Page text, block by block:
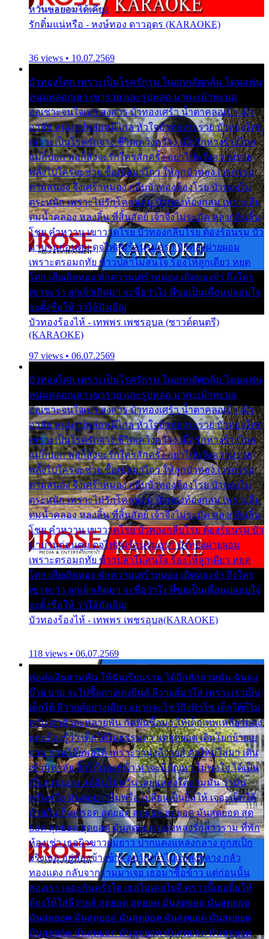
หวั่นขอยอมได้เคียง
รักติ๋มแน่หรือ - หงษ์ทอง ดาวอุดร (KARAOKE)
36 views • 10.07.2569
บัวทองโศก เพราะเป็นโรครักรุม ในอกกลัดกลุ้ม โดนแฟน
หนุ่มหลอกเอา เขารวย และรูปหล่อ มาพะเน้าพะนอ
ออเซาะจนใจเบา สงสาร บัวทองเศร้า น้ำตาคลอเบ้า เฝ้า
อาลัย หนุ่มรูปหล่อหนีไกล หัวใจบัวทองระรวย บัวทองโศก
เพราะเป็นโรครักจาง ชีวิตเคว้งคว้าง เมื่อรักห่างร้างไกล
แม่ก็บอก พ่อก็สั่งจะรักใครสักครั้ง อย่าไปหวังความรวย
พลั้งไปใครจะช่วย ซื้อเปลมาไกว ให้ลูกบัวทอง เวรกรรม
ตามสนอง จึงเศร้าหมอง กลีบบัวทองต้องโรย บัวทองไม่
ตระหนัก เพราะไม่รักโคลนตม บัวทองท้องกลม เพราะลืม
ตมน้ำคลอง หลงลิ้น ที่สิ้นสัตย์ เจ้าจึงไม่ระมัด หลงกลิ่นลิ้น
โชย คำหวาน เขาวาดโรย บัวทองกลีบโรย ต้องร้อนรุม บัว
มาบานก่อนตูม ดุจไฟสุมร้อนรุมอุรา บัวทองผ่ายผอม
เพราะตรอมฤทัย ข้าวปลาไม่สนใจ ร้องไห้ลูกเดียว หยุด
โศก เสียเถิดทอง พักความเศร้าหมอง เถิดทองจ๋า ถึงใคร
เขาจะว่า ลูกเจ้าเกิดมา จะชื่อว่าไง พี่ขอเป็นเพื่อนปลอบใจ
จะตั้งชื่อให้ ว่าไอ้บังเอิญ
บัวทองร้องไห้ - เทพพร เพชรอุบล (ซาวด์ดนตรี)
(KARAOKE)
97 views • 06.07.2569
บัวทองโศก เพราะเป็นโรครักรุม ในอกกลัดกลุ้ม โดนแฟน
หนุ่มหลอกเอา เขารวย และรูปหล่อ มาพะเน้าพะนอ
ออเซาะจนใจเบา สงสาร บัวทองเศร้า น้ำตาคลอเบ้า เฝ้า
อาลัย หนุ่มรูปหล่อหนีไกล หัวใจบัวทองระรวย บัวทองโศก
เพราะเป็นโรครักจาง ชีวิตเคว้งคว้าง เมื่อรักห่างร้างไกล
แม่ก็บอก พ่อก็สั่งจะรักใครสักครั้ง อย่าไปหวังความรวย
พลั้งไปใครจะช่วย ซื้อเปลมาไกว ให้ลูกบัวทอง เวรกรรม
ตามสนอง จึงเศร้าหมอง กลีบบัวทองต้องโรย บัวทองไม่
ตระหนัก เพราะไม่รักโคลนตม บัวทองท้องกลม เพราะลืม
ตมน้ำคลอง หลงลิ้น ที่สิ้นสัตย์ เจ้าจึงไม่ระมัด หลงกลิ่นลิ้น
โชย คำหวาน เขาวาดโรย บัวทองกลีบโรย ต้องร้อนรุม บัว
มาบานก่อนตูม ดุจไฟสุมร้อนรุมอุรา บัวทองผ่ายผอม
เพราะตรอมฤทัย ข้าวปลาไม่สนใจ ร้องไห้ลูกเดียว หยุด
โศก เสียเถิดทอง พักความเศร้าหมอง เถิดทองจ๋า ถึงใคร
เขาจะว่า ลูกเจ้าเกิดมา จะชื่อว่าไง พี่ขอเป็นเพื่อนปลอบใจ
จะตั้งชื่อให้ ว่าไอ้บังเอิญ
บัวทองร้องไห้ - เทพพร เพชรอุบล(KARAOKE)
118 views • 06.07.2569
พ่อส่งเงินสามพัน ให้ฉันเรียนราม ได้อีกสักสามพัน ฉันคง
บ๊าย บาย จะไปซื้อกางเกงยีนส์ ลีวายส์มาใส่ เพราะเราเป็น
เด็กใต้ ลีวายส์อย่างเดียว อยากจะโชว์ถึงหิวโซ เด็กใต้ก็ไม่
หวั่น ตกตัวละหลายพัน กัดฟันซื้อมา ให้เด็กเทพเหลียวมอง
และต้องรู้ว่า เด็กใต้ไม่ธรรมดา แต่สุดยอด เดินโยกย้ายเย
ยวน กวนโอ๊ยพอได้ เพราะว่านุ่งลีวายส์ ตัวใหม่ใส่มา เดิน
เข้ามหาลัย จิ๊กโก๊มองหน้า ท่าจะมีปัญหา ไม่พอใจ ได้เป็น
เรื่องแน่นอน แต่ฉันไม่หวั่น เลยแหลงใต้ถามมัน ว่ามัน
พรั่นพรือ มันตอบว่าไม่พรื่อ เปลี่ยนเป็นยิ้มให้ เจอะเด็กใต้
ด้วยกัน ก็เลยรอด สุดยอด สุดยอด สุดยอด มันสุดยอด สุด
ยอด สุดยอด สุดยอด มันสุดยอด แอบหลงรักสาวราม ที่พัก
ห้องเช่า เธอผิวขาวผมยาว ปากแดงแหลงกลาง ถูกสเป็ก
จริงเธอ อยู่ห้องข้างข้าง อยากเข้าไปแหลงกลาง กลัว
ทองแดง กลับจากรามมาเจอ เธอมาซื้อข้าว แต่ก่อนนั้น
สองเรา เจอะกันครั้งใด เธอไม่เคยไยดี คราวนี้เธอยิ้มให้
ต้องให้ใส่ลีวายส์ สุดยอด สุดยอด มันสุดยอด มันสุดยอด
มันสุดยอด มันสุดยอด มันสุดยอด มันสุดยอด มันสุดยอด
มันสุดยอด มันสุดยอด มันสุดยอด มันสุดยอด มันสุดยอด